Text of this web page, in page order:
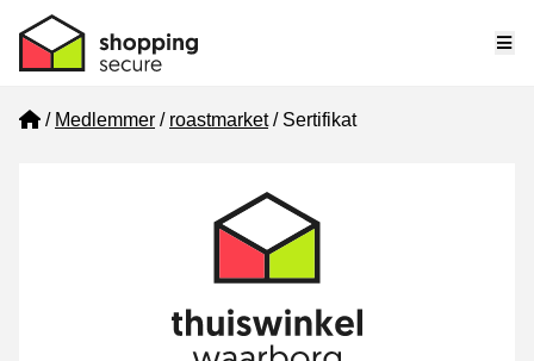
Home
Medlemmer roastmarket Sertifikat